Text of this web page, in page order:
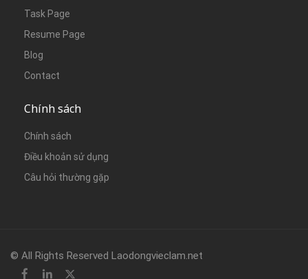
Task Page
Resume Page
Blog
Contact
Chính sách
Chính sách
Điều khoản sử dụng
Câu hỏi thường gặp
© All Rights Reserved Laodongvieclam.net